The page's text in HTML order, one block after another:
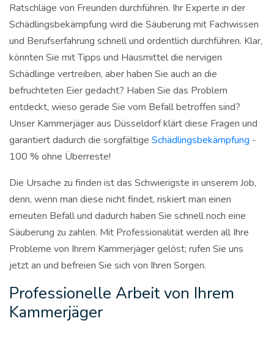
Ratschläge von Freunden durchführen. Ihr Experte in der
Schädlingsbekämpfung wird die Säuberung mit Fachwissen
und Berufserfahrung schnell und ordentlich durchführen. Klar,
könnten Sie mit Tipps und Hausmittel die nervigen
Schädlinge vertreiben, aber haben Sie auch an die
befruchteten Eier gedacht? Haben Sie das Problem
entdeckt, wieso gerade Sie vom Befall betroffen sind?
Unser Kammerjäger aus Düsseldorf klärt diese Fragen und
garantiert dadurch die sorgfältige Schädlingsbekämpfung -
100 % ohne Überreste!
Die Ursache zu finden ist das Schwierigste in unserem Job,
denn, wenn man diese nicht findet, riskiert man einen
erneuten Befall und dadurch haben Sie schnell noch eine
Säuberung zu zahlen. Mit Professionalität werden all Ihre
Probleme von Ihrem Kammerjäger gelöst; rufen Sie uns
jetzt an und befreien Sie sich von Ihren Sorgen.
Professionelle Arbeit von Ihrem
Kammerjäger